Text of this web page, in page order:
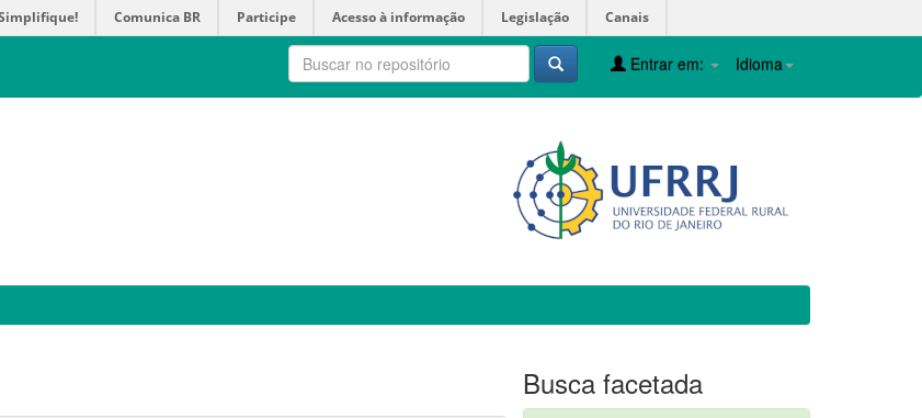
Comunica BR Participe Acesso à informação Legislação Canais
Idioma
Entrar em:
Busca facetada